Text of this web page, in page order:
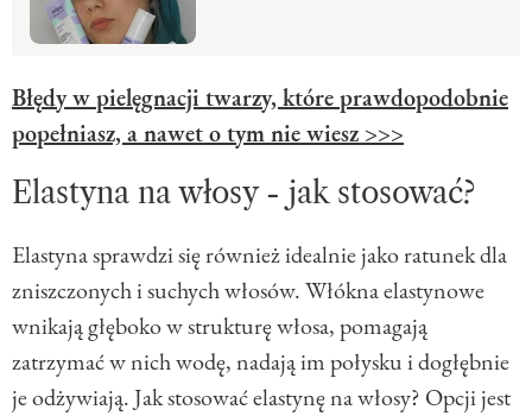
Błędy w pielęgnacji twarzy, które prawdopodobnie
popełniasz, a nawet o tym nie wiesz >>>
Elastyna na włosy - jak stosować?
Elastyna sprawdzi się również idealnie jako ratunek dla
zniszczonych i suchych włosów. Włókna elastynowe
wnikają głęboko w strukturę włosa, pomagają
zatrzymać w nich wodę, nadają im połysku i dogłębnie
je odżywiają. Jak stosować elastynę na włosy? Opcji jest